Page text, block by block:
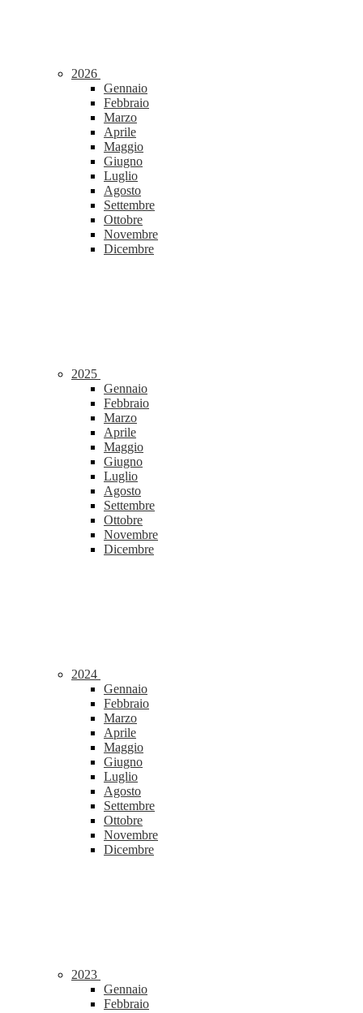
2026
Gennaio
Febbraio
Marzo
Aprile
Maggio
Giugno
Luglio
Agosto
Settembre
Ottobre
Novembre
Dicembre
2025
Gennaio
Febbraio
Marzo
Aprile
Maggio
Giugno
Luglio
Agosto
Settembre
Ottobre
Novembre
Dicembre
2024
Gennaio
Febbraio
Marzo
Aprile
Maggio
Giugno
Luglio
Agosto
Settembre
Ottobre
Novembre
Dicembre
2023
Gennaio
Febbraio